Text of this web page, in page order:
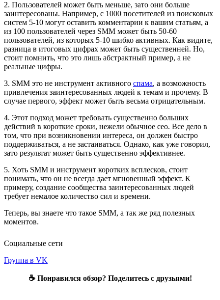
2. Пользователей может быть меньше, зато они больше
заинтересованы. Например, с 1000 посетителей из поисковых
систем 5-10 могут оставить комментарии к вашим статьям, а
из 100 пользователей через SMM может быть 50-60
пользователей, из которых 5-10 шибко активных. Как видите,
разница в итоговых цифрах может быть существенней. Но,
стоит помнить, что это лишь абстрактный пример, а не
реальные цифры.
3. SMM это не инструмент активного спама, а возможность
привлечения заинтересованных людей к темам и прочему. В
случае первого, эффект может быть весьма отрицательным.
4. Этот подход может требовать существенно больших
действий в короткие сроки, нежели обычное сео. Все дело в
том, что при возникновении интереса, он должен быстро
поддерживаться, а не застаиваться. Однако, как уже говорил,
зато результат может быть существенно эффективнее.
5. Хоть SMM и инструмент коротких всплесков, стоит
понимать, что он не всегда дает мгновенный эффект. К
примеру, создание сообщества заинтересованных людей
требует немалое количество сил и времени.
Теперь, вы знаете что такое SMM, а так же ряд полезных
моментов.
Социальные сети
Группа в VK
☕ Понравился обзор? Поделитесь с друзьями!